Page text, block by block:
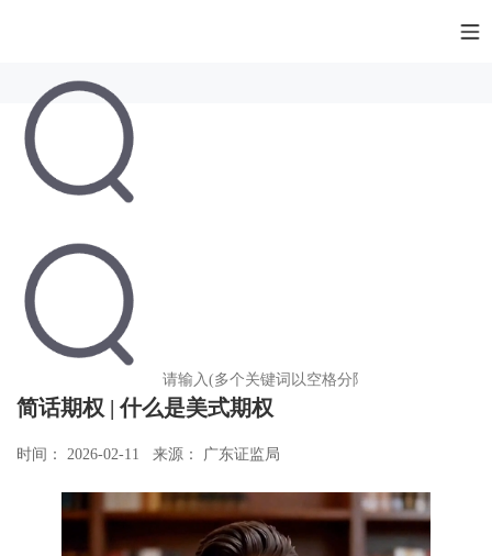
简话期权 | 什么是美式期权
时间： 2026-02-11 来源： 广东证监局